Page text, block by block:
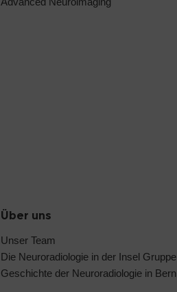
Über uns
Unser Team
Die Neuroradiologie in der Insel Gruppe
Geschichte der Neuroradiologie in Bern